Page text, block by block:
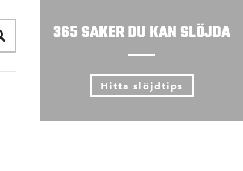
365 SAKER DU KAN SLÖJDA
Hitta slöjdtips